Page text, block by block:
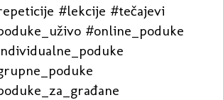
#lekcije #tečajevi
#online_poduke